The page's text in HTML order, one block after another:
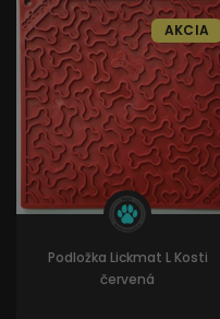
Podložka Lickmat L Kosti
červená
AKCIA